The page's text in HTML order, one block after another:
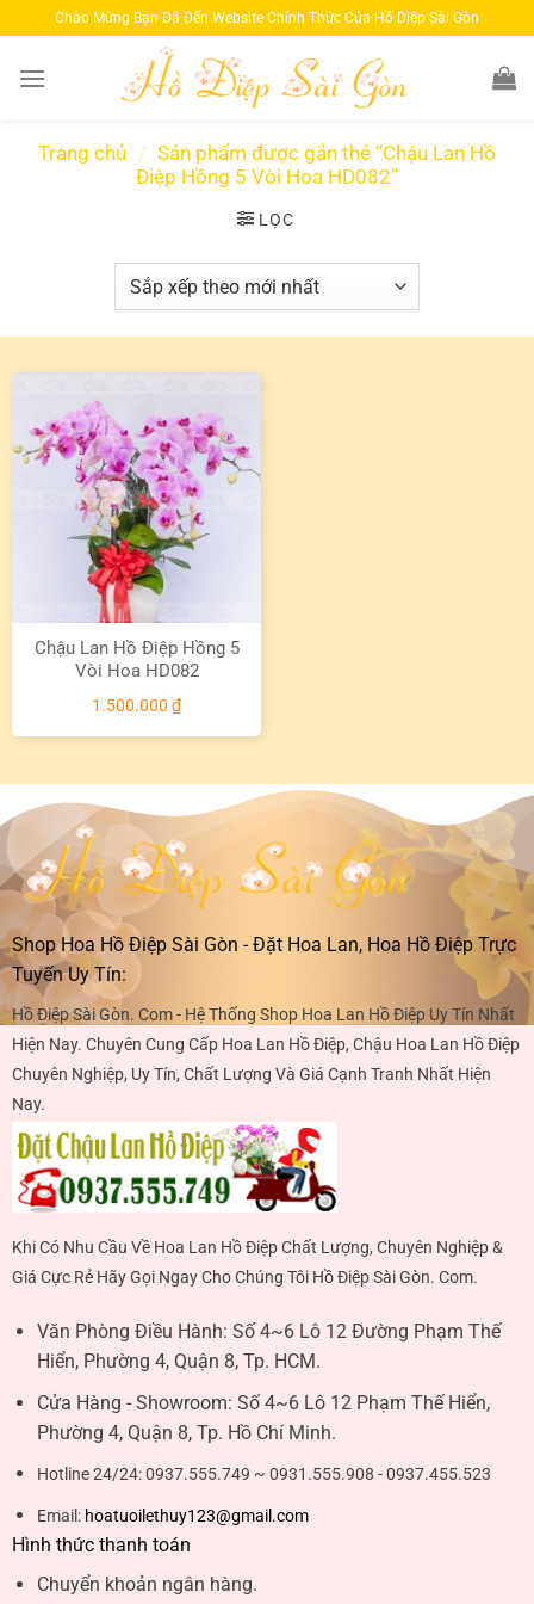
qua
nội
Chào Mừng Bạn Đã Đến Website Chính Thức Của Hồ Diệp Sài Gòn
Trang chủ / Sản phẩm được gắn thẻ “Chậu Lan Hồ
Điệp Hồng 5 Vòi Hoa HD082”
LỌC
Chậu Lan Hồ Điệp Hồng 5
Vòi Hoa HD082
1.500.000 ₫
Shop Hoa Hồ Điệp Sài Gòn - Đặt Hoa Lan, Hoa Hồ Điệp Trực
Tuyến Uy Tín:
Hồ Điệp Sài Gòn. Com - Hệ Thống Shop Hoa Lan Hồ Điệp Uy Tín Nhất
Hiện Nay. Chuyên Cung Cấp Hoa Lan Hồ Điệp, Chậu Hoa Lan Hồ Điệp
Chuyên Nghiệp, Uy Tín, Chất Lượng Và Giá Cạnh Tranh Nhất Hiện
Nay.
Khi Có Nhu Cầu Về Hoa Lan Hồ Điệp Chất Lượng, Chuyên Nghiệp &
Giá Cực Rẻ Hãy Gọi Ngay Cho Chúng Tôi Hồ Điệp Sài Gòn. Com.
Văn Phòng Điều Hành: Số 4~6 Lô 12 Đường Phạm Thế
Hiển, Phường 4, Quận 8, Tp. HCM.
Cửa Hàng - Showroom: Số 4~6 Lô 12 Phạm Thế Hiển,
Phường 4, Quận 8, Tp. Hồ Chí Minh.
Hotline 24/24:0937.555.749 ~ 0931.555.908 - 0937.455.523
Email: hoatuoilethuy123@gmail.com
Hình thức thanh toán
Chuyển khoản ngân hàng.